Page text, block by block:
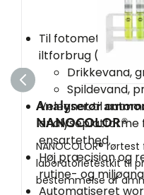
Til fotometrisk
iltforbrug (COD)
Drikkevand,
Spildevand,
Velegnet til
analyseplatforme
ensartethed.
Høj præcision og
rutine- og
Automatiseret
Analyserør
NANOCOLOR®
NANOCOLOR® rørtest
laboratorietestkit til
bestemmelse af